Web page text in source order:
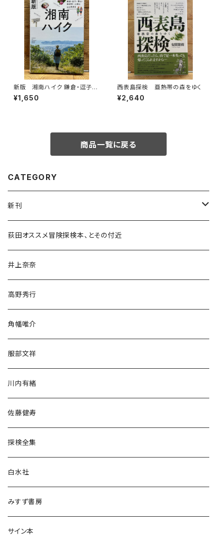
新版 湘南ハイク 鎌倉・逗子・
葉山・横須賀・三浦の山と海歩き
¥1,650
西表島探検 亜熱帯の森をゆく
¥2,640
商品一覧に戻る
CATEGORY
新刊
和書
文学・小説・物語
随筆・ノンフィクション・その他
民族・風習
言語・ことば
荻田オススメ冒険探検本、とその付近
井上奈奈
高野秀行
角幡唯介
服部文祥
川内有緒
佐藤健寿
探検全集
白水社
みすず書房
サイン本